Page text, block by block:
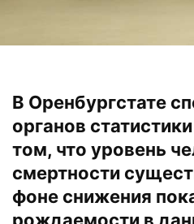
В Оренбургстате
органов
том, что уровень
смертности
фоне снижения
рождаемости в